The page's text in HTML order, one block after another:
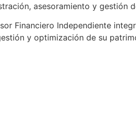
asesoramiento y
Financiero Independiente
y optimización de su